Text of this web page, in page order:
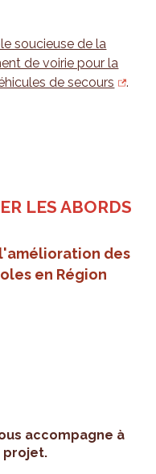
soucieuse de la
de voirie pour la
de secours
.
LES ABORDS
des
en Région
accompagne à
projet.